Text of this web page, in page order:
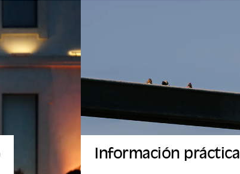
Información práctica